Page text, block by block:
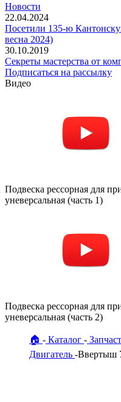
Новости
22.04.2024
Посетили 135-ю
весна 2024)
30.10.2019
Секреты мастерства от
Подписаться на рассылку
Видео
Подвеска рессорная для
уневерсальная (часть 1)
Подвеска рессорная для
уневерсальная (часть 2)
🏠 Каталог
Двигатель Ввертыш